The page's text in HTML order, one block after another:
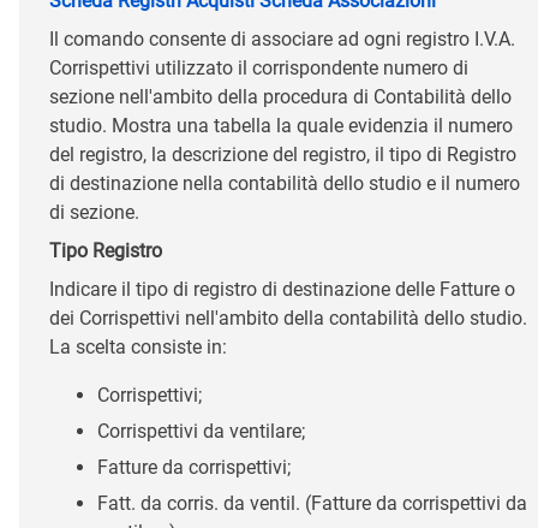
Il comando consente di associare ad ogni registro I.V.A.
Corrispettivi utilizzato il corrispondente numero di
sezione nell'ambito della procedura di Contabilità dello
studio. Mostra una tabella la quale evidenzia il numero
del registro, la descrizione del registro, il tipo di Registro
di destinazione nella contabilità dello studio e il numero
di sezione.
Tipo Registro
Indicare il tipo di registro di destinazione delle Fatture o
dei Corrispettivi nell'ambito della contabilità dello studio.
La scelta consiste in:
Corrispettivi;
Corrispettivi da ventilare;
Fatture da corrispettivi;
Fatt. da corris. da ventil. (Fatture da corrispettivi da